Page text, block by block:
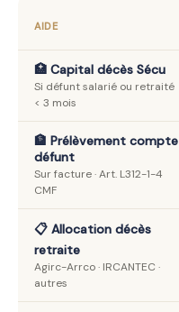
AIDE
🏥 Capital décès Sécu
Si défunt salarié ou retraité
< 3 mois
🏦 Prélèvement compte
défunt
Sur facture · Art. L312-1-4
CMF
📋 Allocation décès
retraite
Agirc-Arrco · IRCANTEC ·
autres